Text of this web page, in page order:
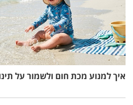
איך למנוע מכת חום ולשמור על